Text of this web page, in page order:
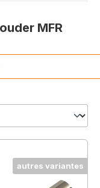
MFR
autres variantes